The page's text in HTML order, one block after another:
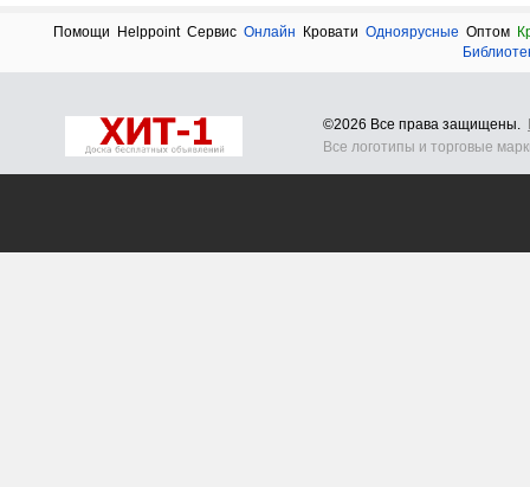
Помощи Helppoint Сервис Онлайн Кровати Одноярусные Оптом
©2026 Все права защищены.
Все логотипы и торговые